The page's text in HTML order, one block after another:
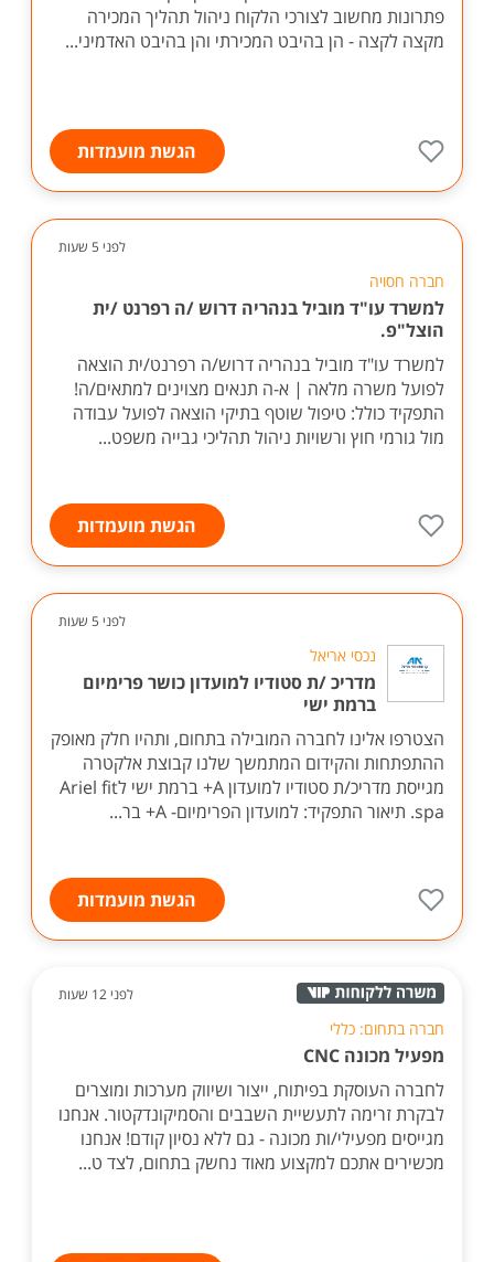
פתרונות מחשוב לצורכי הלקוח ניהול תהליך המכירה
מקצה לקצה - הן בהיבט המכירתי והן בהיבט האדמיני...
הגשת מועמדות
לפני 5 שעות
חברה חסויה
למשרד עו"ד מוביל בנהריה דרוש /ה רפרנט /ית
הוצל"פ.
למשרד עו"ד מוביל בנהריה דרוש/ה רפרנט/ית הוצאה
לפועל משרה מלאה | א-ה תנאים מצוינים למתאים/ה!
התפקיד כולל: טיפול שוטף בתיקי הוצאה לפועל עבודה
מול גורמי חוץ ורשויות ניהול תהליכי גבייה משפט...
הגשת מועמדות
לפני 5 שעות
נכסי אריאל
מדריכ /ת סטודיו למועדון כושר פרימיום
ברמת ישי
הצטרפו אלינו לחברה המובילה בתחום, ותהיו חלק מאופק
ההתפתחות והקידום המתמשך שלנו קבוצת אלקטרה
מגייסת מדריכ/ת סטודיו למועדון A+ ברמת ישי לAriel fit
spa. תיאור התפקיד: למועדון הפרימיום- A+ בר...
הגשת מועמדות
לפני 12 שעות
חברה בתחום: כללי
מפעיל מכונה CNC
לחברה העוסקת בפיתוח, ייצור ושיווק מערכות ומוצרים
לבקרת זרימה לתעשיית השבבים והסמיקונדקטור. אנחנו
מגייסים מפעילי/ות מכונה - גם ללא נסיון קודם! אנחנו
מכשירים אתכם למקצוע מאוד נחשק בתחום, לצד ט...